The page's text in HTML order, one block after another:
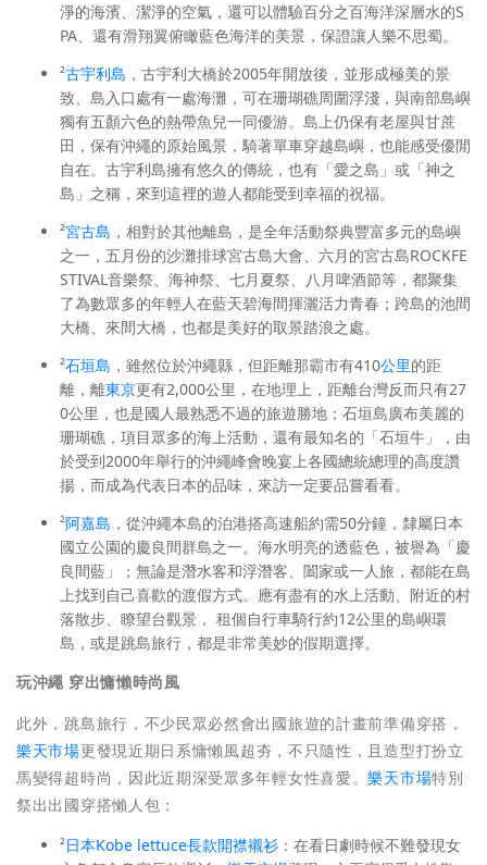
淨的海濱、潔淨的空氣，還可以體驗百分之百海洋深層水的S
PA、還有滑翔翼俯瞰藍色海洋的美景，保證讓人樂不思蜀。
²古宇利島 ，古宇利大橋於2005年開放後，並形成極美的景
致、島入口處有一處海灘，可在珊瑚礁周圍浮淺，與南部島嶼
獨有五顏六色的熱帶魚兒一同優游。島上仍保有老屋與甘蔗
田，保有沖繩的原始風景，騎著單車穿越島嶼，也能感受優閒
自在。古宇利島擁有悠久的傳統，也有「愛之島」或「神之
島」之稱，來到這裡的遊人都能受到幸福的祝福。
²宮古島 ，相對於其他離島，是全年活動祭典豐富多元的島嶼
之一，五月份的沙灘排球宮古島大會、六月的宮古島ROCKFE
STIVAL音樂祭、海神祭、七月夏祭、八月啤酒節等，都聚集
了為數眾多的年輕人在藍天碧海間揮灑活力青春；跨島的池間
大橋、來間大橋，也都是美好的取景踏浪之處。
²石垣島 ，雖然位於沖繩縣，但距離那霸市有410公里的距
離，離東京更有2,000公里，在地理上，距離台灣反而只有27
0公里，也是國人最熟悉不過的旅遊勝地；石垣島廣布美麗的
珊瑚礁，項目眾多的海上活動，還有最知名的「石垣牛」，由
於受到2000年舉行的沖繩峰會晚宴上各國總統總理的高度讚
揚，而成為代表日本的品味，來訪一定要品嘗看看。
²阿嘉島 ，從沖繩本島的泊港搭高速船約需50分鐘，隸屬日本
國立公園的慶良間群島之一。海水明亮的透藍色，被譽為「慶
良間藍」；無論是潛水客和浮潛客、闔家或一人旅，都能在島
上找到自己喜歡的渡假方式。應有盡有的水上活動、附近的村
落散步、瞭望台觀景， 租個自行車騎行約12公里的島嶼環
島，或是跳島旅行，都是非常美妙的假期選擇。
玩沖繩 穿出慵懶時尚風
此外，跳島旅行，不少民眾必然會出國旅遊的計畫前準備穿搭，
樂天市場更發現近期日系慵懶風超夯，不只隨性，且造型打扮立
馬變得超時尚，因此近期深受眾多年輕女性喜愛。樂天市場特別
祭出出國穿搭懶人包：
²日本Kobe lettuce長款開襟襯衫 ：在看日劇時候不難發現女